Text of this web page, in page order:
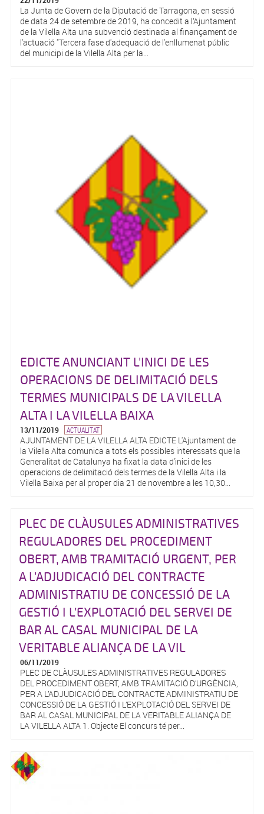
La Junta de Govern de la Diputació de Tarragona, en sessió
de data 24 de setembre de 2019, ha concedit a l’Ajuntament
de la Vilella Alta una subvenció destinada al finançament de
l'actuació "Tercera fase d'adequació de l'enllumenat públic
del municipi de la Vilella Alta per la...
EDICTE ANUNCIANT L'INICI DE LES
OPERACIONS DE DELIMITACIÓ DELS
TERMES MUNICIPALS DE LA VILELLA
ALTA I LA VILELLA BAIXA
13/11/2019 ACTUALITAT
AJUNTAMENT DE LA VILELLA ALTA EDICTE L'Ajuntament de
la Vilella Alta comunica a tots els possibles interessats que la
Generalitat de Catalunya ha fixat la data d'inici de les
operacions de delimitació dels termes de la Vilella Alta i la
Vilella Baixa per al proper dia 21 de novembre a les 10,30...
PLEC DE CLÀUSULES ADMINISTRATIVES
REGULADORES DEL PROCEDIMENT
OBERT, AMB TRAMITACIÓ URGENT, PER
A L’ADJUDICACIÓ DEL CONTRACTE
ADMINISTRATIU DE CONCESSIÓ DE LA
GESTIÓ I L’EXPLOTACIÓ DEL SERVEI DE
BAR AL CASAL MUNICIPAL DE LA
VERITABLE ALIANÇA DE LA VIL
06/11/2019
PLEC DE CLÀUSULES ADMINISTRATIVES REGULADORES
DEL PROCEDIMENT OBERT, AMB TRAMITACIÓ D’URGÈNCIA,
PER A L’ADJUDICACIÓ DEL CONTRACTE ADMINISTRATIU DE
CONCESSIÓ DE LA GESTIÓ I L’EXPLOTACIÓ DEL SERVEI DE
BAR AL CASAL MUNICIPAL DE LA VERITABLE ALIANÇA DE
LA VILELLA ALTA 1. Objecte El concurs té per...